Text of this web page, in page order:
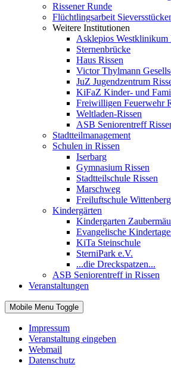
Rissener Runde
Flüchtlingsarbeit
Weitere Institutionen
Asklepios Westklinikum
Sternenbrücke
Haus Rissen
Victor Thylmann
JuZ Jugendzentrum
KiFaZ Kinder- und
Freiwilligen Feuerwehr
Weltladen-Rissen
ASB Seniorentreff
Stadtteilmanagement
Schulen in Rissen
Iserbarg
Gymnasium Rissen
Stadtteilschule Rissen
Marschweg
Freiluftschule
Kindergärten
Kindergarten
Evangelische
KiTa Steinschule
SterniPark e.V.
...die Dreckspatzen...
ASB Seniorentreff in Rissen
Veranstaltungen
Mobile Menu Toggle
Impressum
Veranstaltung eingeben
Webmail
Datenschutz